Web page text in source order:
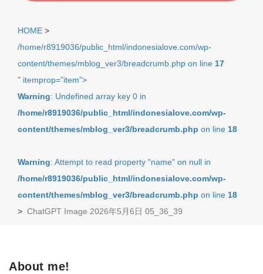
HOME >
/home/r8919036/public_html/indonesialove.com/wp-
content/themes/mblog_ver3/breadcrumb.php on line 17
" itemprop="item">
Warning: Undefined array key 0 in
/home/r8919036/public_html/indonesialove.com/wp-
content/themes/mblog_ver3/breadcrumb.php on line 18
Warning: Attempt to read property "name" on null in
/home/r8919036/public_html/indonesialove.com/wp-
content/themes/mblog_ver3/breadcrumb.php on line 18
> ChatGPT Image 2026年5月6日 05_36_39
About me!